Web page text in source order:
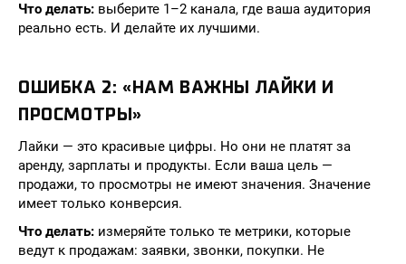
Что делать: выберите 1–2 канала, где ваша аудитория
реально есть. И делайте их лучшими.
ОШИБКА 2: «НАМ ВАЖНЫ ЛАЙКИ И
ПРОСМОТРЫ»
Лайки — это красивые цифры. Но они не платят за
аренду, зарплаты и продукты. Если ваша цель —
продажи, то просмотры не имеют значения. Значение
имеет только конверсия.
Что делать: измеряйте только те метрики, которые
ведут к продажам: заявки, звонки, покупки. Не